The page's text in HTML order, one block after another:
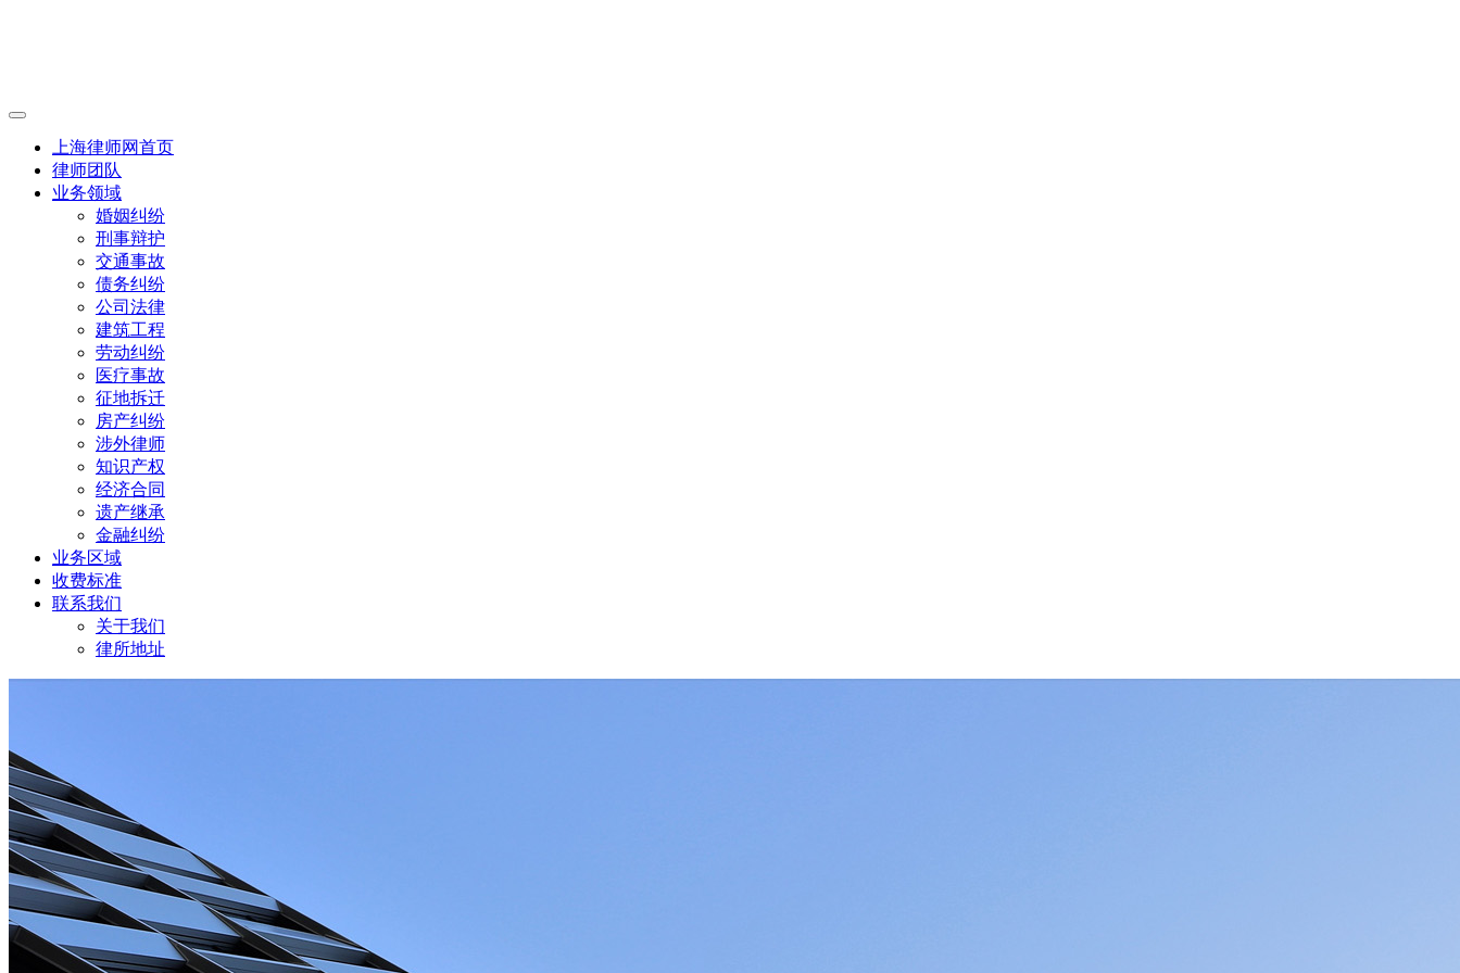
上海律师网首页
律师团队
业务领域
婚姻纠纷
刑事辩护
交通事故
债务纠纷
公司法律
建筑工程
劳动纠纷
医疗事故
征地拆迁
房产纠纷
涉外律师
知识产权
经济合同
遗产继承
金融纠纷
业务区域
收费标准
联系我们
关于我们
律所地址